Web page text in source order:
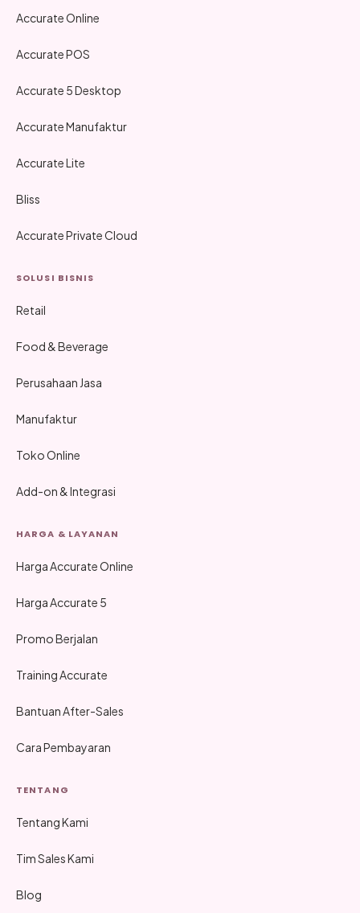
Accurate Online
Accurate POS
Accurate 5 Desktop
Accurate Manufaktur
Accurate Lite
Bliss
Accurate Private Cloud
SOLUSI BISNIS
Retail
Food & Beverage
Perusahaan Jasa
Manufaktur
Toko Online
Add-on & Integrasi
HARGA & LAYANAN
Harga Accurate Online
Harga Accurate 5
Promo Berjalan
Training Accurate
Bantuan After-Sales
Cara Pembayaran
TENTANG
Tentang Kami
Tim Sales Kami
Blog